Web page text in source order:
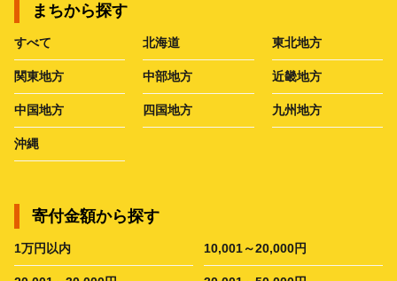
まちから探す
すべて 北海道 東北地方
関東地方 中部地方 近畿地方
中国地方 四国地方 九州地方
沖縄
寄付金額から探す
1万円以内 10,001～20,000円